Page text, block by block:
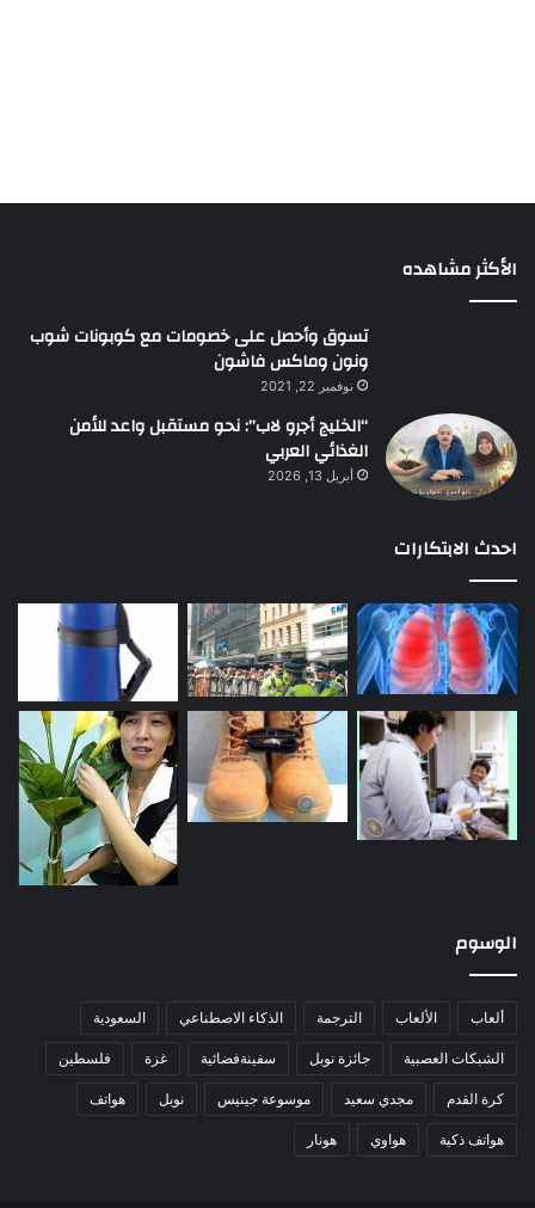
الأكثر مشاهده
تسوق وأحصل على خصومات مع كوبونات شوب
ونون وماكس فاشون
نوفمبر 22, 2021
“الخليج أجرو لاب”: نحو مستقبل واعد للأمن
الغذائي العربي
أبريل 13, 2026
احدث الابتكارات
الوسوم
ألعاب الألعاب الترجمة الذكاء الاصطناعي السعودية
الشبكات العصبية جائزة نوبل سفينةفضائية غزة فلسطين
كرة القدم مجدي سعيد موسوعة جينيس نوبل هواتف
هواتف ذكية هواوي هونار